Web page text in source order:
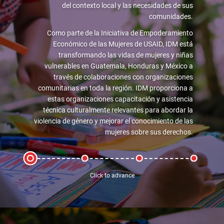
del contexto local y las necesidades de sus
comunidades.
Como parte de la Iniciativa de Empoderamiento
Económico de las Mujeres de USAID, IDM está
transformando las vidas de mujeres y niñas
vulnerables en Guatemala, Honduras y México a
través de colaboraciones con organizaciones
comunitarias en toda la región. IDM proporciona a
estas organizaciones capacitación y asistencia
técnica culturalmente relevantes para abordar la
violencia de género y mejorar el conocimiento de las
mujeres sobre sus derechos.
Click to advance